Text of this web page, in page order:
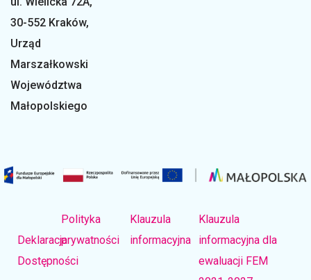
30-552 Kraków,
Urząd
Marszałkowski
Województwa
Małopolskiego
Deklaracja
Dostępności
Polityka
prywatności
Klauzula
informacyjna
Klauzula
informacyjna dla
ewaluacji FEM